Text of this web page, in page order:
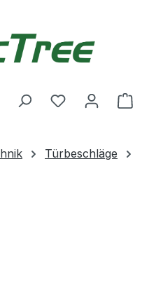
Du hast 0
Türbeschläge